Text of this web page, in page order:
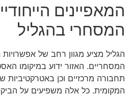
המאפיינים
המסחרי בהגליל
הגליל מציע מגוון רחב של
המסחריים. האזור ידוע במיקומו
תחבורה מרכזיים וכן
המקומית. כל אלה משפיעים על